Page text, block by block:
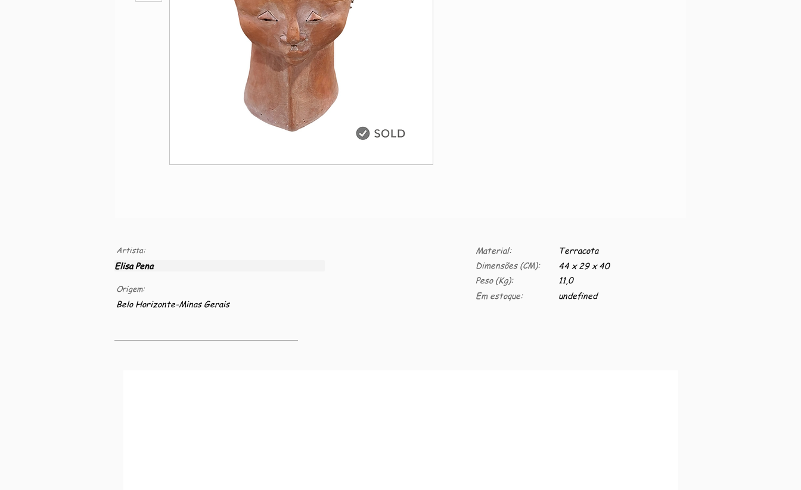
Artista:
Elisa Pena
Origem:
Belo Horizonte-Minas Gerais
Material:
Terracota
Dimensões (CM):
44 x 29 x 40
Peso (Kg):
11,0
Em estoque:
undefined